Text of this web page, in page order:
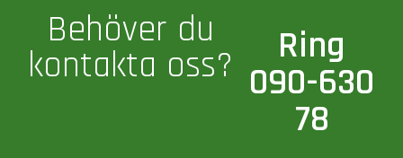
Behöver du
kontakta oss? Ring
090-630
78